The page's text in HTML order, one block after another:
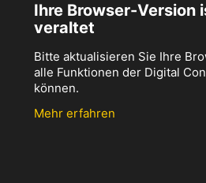
Ihre Browser-Version
veraltet
Bitte aktualisieren Sie Ihre
alle Funktionen der Digital
können.
Mehr erfahren